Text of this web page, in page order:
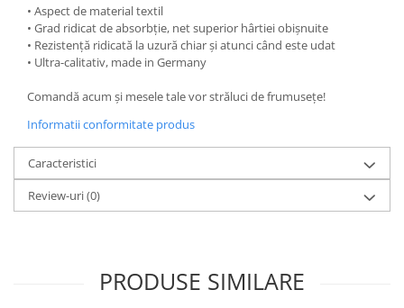
DECOR EVENIMENTE CORPORATE
DECOR ANIVERSARI COPII
TEMATICA MARINA
TEMATICA MEDITERANEANA
TEMATICA BOTANICA / VEGETALA
TEMATICA RUSTICA
• Aspect de material textil
• Grad ridicat de absorbție, net superior hârtiei obișnuite
• Rezistență ridicată la uzură chiar și atunci când este udat
• Ultra-calitativ, made in Germany
Comandă acum și mesele tale vor străluci de frumusețe!
Informatii conformitate produs
Caracteristici
Review-uri(0)
PRODUSE SIMILARE